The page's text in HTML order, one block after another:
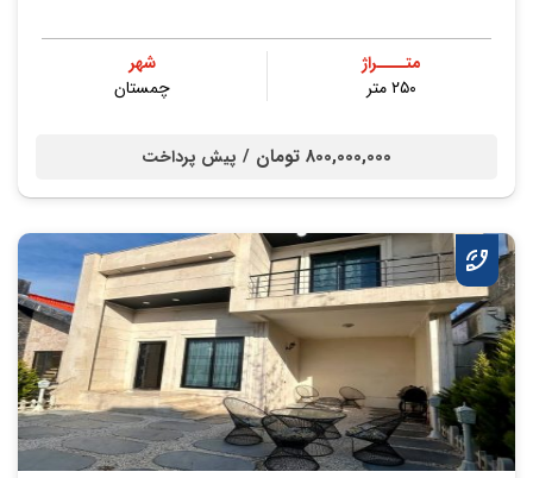
متــــراژ
۲۵۰ متر
شهر
چمستان
800,000,000 تومان / پیش پرداخت